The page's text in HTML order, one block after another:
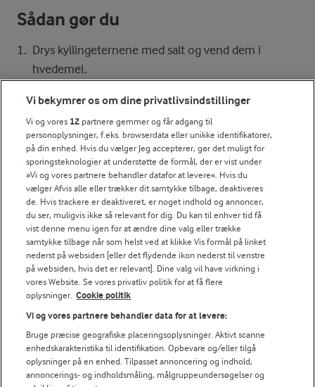
Sådan gør du
Drys kyllingeternene med salt og vend dem i
hvedemel.
Varm olien i en sauterpande og steg kyllingen ved
høj varme i ca. 3 min.
Tilsæt smør, løg, hvidløg og svampe og steg ved
middel varme ca. 5 min.
Tilsæt gulerødder, porre, bouillon, fløde,
laurbærblade og timan og kog uden låg ved middel
varme i ca. 15 min. Saucen skal koge ind og lægge
sig om fyldet. Jævn evt. saucen lidt med
saucejævner, hvis du synes, den er for tynd.
Tilsæt fintrevet skal fra hele citronen og saft fra ½
citron, salt og peber. Smag til.
Kom fyldet i et ildfast fad eller pande (ca. 25 cm i
diameter). Læg butterdej henover som låg og klem
Vi bekymrer os om dine privatlivsindstillinger
Vi og vores 12 partnere gemmer og får adgang til
personoplysninger, f.eks. browserdata eller unikke identifikatorer,
på din enhed. Hvis du vælger Jeg accepterer, gør det muligt for
sporingsteknologier at understøtte de formål, der er vist under
»Vi og vores partnere behandler datafor at levere«. Hvis du
vælger Afvis alle eller trækker dit samtykke tilbage, deaktiveres
de. Hvis trackere er deaktiveret, er noget indhold og annoncer,
du ser, muligvis ikke så relevant for dig. Du kan til enhver tid få
vist denne menu igen for at ændre dine valg eller trække
samtykke tilbage når som helst ved at klikke Vis formål på linket
nederst på websiden [eller det flydende ikon nederst til venstre
på websiden, hvis det er relevant]. Dine valg vil have virkning i
vores Website. Se vores privatliv politik for at få flere
oplysninger. Cookie politik
Vi og vores partnere behandler data for at levere:
Bruge præcise geografiske placeringsoplysninger. Aktivt scanne
enhedskarakteristika til identifikation. Opbevare og/eller tilgå
oplysninger på en enhed. Tilpasset annoncering og indhold,
annoncerings- og indholdsmåling, målgruppeundersøgelser og